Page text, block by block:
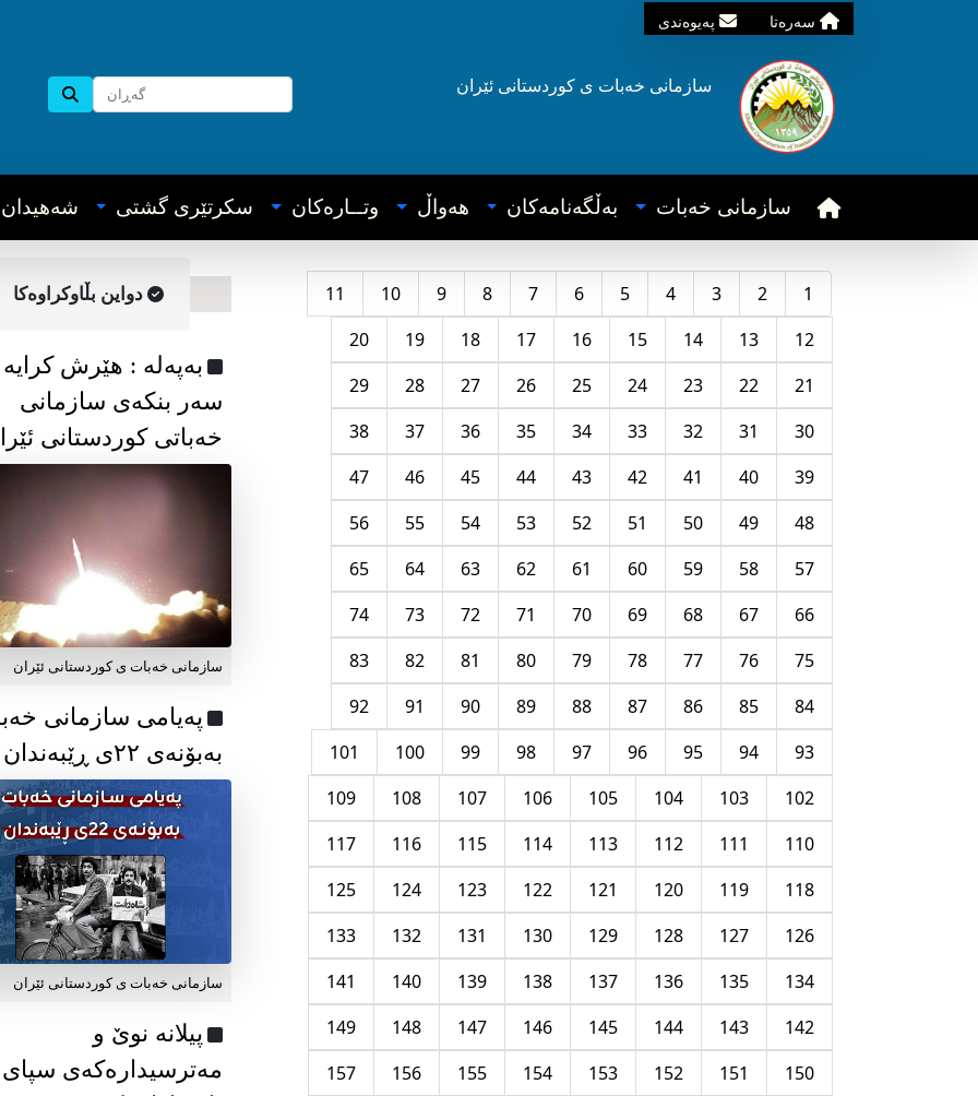
سه‌ره‌تا په‌یوه‌ندی
سازمانی خه‌بات ی کوردستانی ئێران
سازمانی خه‌بات به‌ڵگه‌نامه‌کان هه‌واڵ وتــاره‌کان سکرتێری گشتی شه‌هیدان
1
2
3
4
5
6
7
8
9
10
11
12
13
14
15
16
17
18
19
20
21
22
23
24
25
26
27
28
29
30
31
32
33
34
35
36
37
38
39
40
41
42
43
44
45
46
47
48
49
50
51
52
53
54
55
56
57
58
59
60
61
62
63
64
65
66
67
68
69
70
71
72
73
74
75
76
77
78
79
80
81
82
83
84
85
86
87
88
89
90
91
92
93
94
95
96
97
98
99
100
101
102
103
104
105
106
107
108
109
110
111
112
113
114
115
116
117
118
119
120
121
122
123
124
125
126
127
128
129
130
131
132
133
134
135
136
137
138
139
140
141
142
143
144
145
146
147
148
149
150
151
152
153
154
155
156
157
دواین بڵاوکراوه‌کا
به‌په‌له‌ : هێرش کرایە
سەر بنکەی سازمانی
خەباتی کوردستانی
سازمانی خەبات ی کوردستانی ئێران
پەیامی سازمانی
بەبۆنەی ۲۲ی ڕێبەندان
سازمانی خەبات ی كوردستانی ئێران
پیلانە نوێ و
مەترسیدارەکەی سپای